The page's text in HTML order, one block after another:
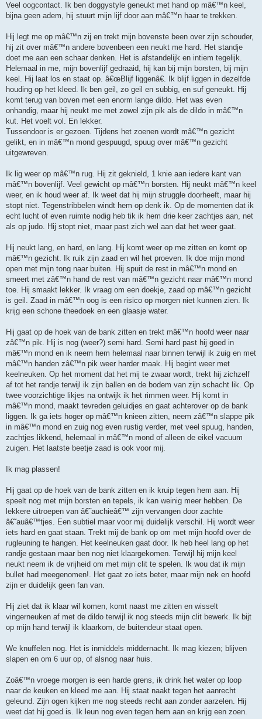
Veel oogcontact. Ik ben doggystyle geneukt met hand op mâ€™n keel,
bijna geen adem, hij stuurt mijn lijf door aan mâ€™n haar te trekken.
Hij legt me op mâ€™n zij en trekt mijn bovenste been over zijn schouder,
hij zit over mâ€™n andere bovenbeen een neukt me hard. Het standje
doet me aan een schaar denken. Het is afstandelijk en intiem tegelijk.
Helemaal in me, mijn bovenlijf gedraaid, hij kan bij mijn borsten, bij mijn
keel. Hij laat los en staat op. â€œBlijf liggenâ€. Ik blijf liggen in dezelfde
houding op het kleed. Ik ben geil, zo geil en subbig, en suf geneukt. Hij
komt terug van boven met een enorm lange dildo. Het was even
onhandig, maar hij neukt me met zowel zijn pik als de dildo in mâ€™n
kut. Het voelt vol. En lekker.
Tussendoor is er gezoen. Tijdens het zoenen wordt mâ€™n gezicht
gelikt, en in mâ€™n mond gespuugd, spuug over mâ€™n gezicht
uitgewreven.
Ik lig weer op mâ€™n rug. Hij zit geknield, 1 knie aan iedere kant van
mâ€™n bovenlijf. Veel gewicht op mâ€™n borsten. Hij neukt mâ€™n keel
weer, en ik houd weer af. Ik weet dat hij mijn struggle doorheeft, maar hij
stopt niet. Tegenstribbelen windt hem op denk ik. Op de momenten dat ik
echt lucht of even ruimte nodig heb tik ik hem drie keer zachtjes aan, net
als op judo. Hij stopt niet, maar past zich wel aan dat het weer gaat.
Hij neukt lang, en hard, en lang. Hij komt weer op me zitten en komt op
mâ€™n gezicht. Ik ruik zijn zaad en wil het proeven. Ik doe mijn mond
open met mijn tong naar buiten. Hij spuit de rest in mâ€™n mond en
smeert met zâ€™n hand de rest van mâ€™n gezicht naar mâ€™n mond
toe. Hij smaakt lekker. Ik vraag om een doekje, zaad op mâ€™n gezicht
is geil. Zaad in mâ€™n oog is een risico op morgen niet kunnen zien. Ik
krijg een schone theedoek en een glaasje water.
Hij gaat op de hoek van de bank zitten en trekt mâ€™n hoofd weer naar
zâ€™n pik. Hij is nog (weer?) semi hard. Semi hard past hij goed in
mâ€™n mond en ik neem hem helemaal naar binnen terwijl ik zuig en met
mâ€™n handen zâ€™n pik weer harder maak. Hij begint weer met
keelneuken. Op het moment dat het mij te zwaar wordt, trekt hij zichzelf
af tot het randje terwijl ik zijn ballen en de bodem van zijn schacht lik. Op
twee voorzichtige likjes na ontwijk ik het rimmen weer. Hij komt in
mâ€™n mond, maakt tevreden geluidjes en gaat achterover op de bank
liggen. Ik ga iets hoger op mâ€™n knieen zitten, neem zâ€™n slappe pik
in mâ€™n mond en zuig nog even rustig verder, met veel spuug, handen,
zachtjes likkend, helemaal in mâ€™n mond of alleen de eikel vacuum
zuigen. Het laatste beetje zaad is ook voor mij.
Ik mag plassen!
Hij gaat op de hoek van de bank zitten en ik kruip tegen hem aan. Hij
speelt nog met mijn borsten en tepels, ik kan weinig meer hebben. De
lekkere uitroepen van â€˜auchieâ€™ zijn vervangen door zachte
â€˜auâ€™tjes. Een subtiel maar voor mij duidelijk verschil. Hij wordt weer
iets hard en gaat staan. Trekt mij de bank op om met mijn hoofd over de
rugleuning te hangen. Het keelneuken gaat door. Ik heb heel lang op het
randje gestaan maar ben nog niet klaargekomen. Terwijl hij mijn keel
neukt neem ik de vrijheid om met mijn clit te spelen. Ik wou dat ik mijn
bullet had meegenomen!. Het gaat zo iets beter, maar mijn nek en hoofd
zijn er duidelijk geen fan van.
Hij ziet dat ik klaar wil komen, komt naast me zitten en wisselt
vingerneuken af met de dildo terwijl ik nog steeds mijn clit bewerk. Ik bijt
op mijn hand terwijl ik klaarkom, de buitendeur staat open.
We knuffelen nog. Het is inmiddels middernacht. Ik mag kiezen; blijven
slapen en om 6 uur op, of alsnog naar huis.
Zoâ€™n vroege morgen is een harde grens, ik drink het water op loop
naar de keuken en kleed me aan. Hij staat naakt tegen het aanrecht
geleund. Zijn ogen kijken me nog steeds recht aan zonder aarzelen. Hij
weet dat hij goed is. Ik leun nog even tegen hem aan en krijg een zoen.